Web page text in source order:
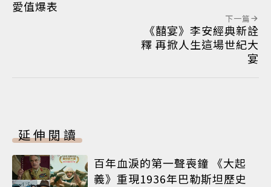
愛值爆表
下一篇
《囍宴》李安經典新詮
釋 再掀人生這場世紀大
宴
延伸閱讀
百年血淚的第一聲喪鐘 《大起
義》重現1936年巴勒斯坦歷史